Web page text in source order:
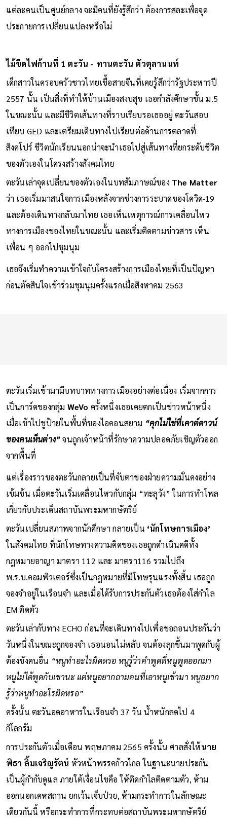
แต่ละคนเป็นศูนย์กลาง จะมีคนที่ยังรู้สึกว่า ต้องการสละเพื่อจุด
ประกายการเปลี่ยนแปลงหรือไม่
ไม้ขีดไฟก้านที่ 1 ตะวัน - ทานตะวัน ตัวตุลานนท์
เด็กสาวในครอบครัวชาวไทยเชื้อสายจีนที่เคยรู้สึกว่ารัฐประหารปี
2557 นั้น เป็นสิ่งที่ทำให้บ้านเมืองสงบสุข เธอกำลังศึกษาชั้น ม.5
ในขณะนั้น และมีชีวิตเส้นทางที่ราบเรียบรอเธออยู่ ตะวันสอบ
เทียบ GED และเตรียมเดินทางไปเรียนต่อด้านการตลาดที่
สิงคโปร์ ชีวิตนักเรียนนอกน่าจะนำเธอไปสู่เส้นทางที่ยกระดับชีวิต
ของตัวเองในโครงสร้างสังคมไทย
ตะวันเล่าจุดเปลี่ยนของตัวเองในบทสัมภาษณ์ของ The Matter
ว่า เธอเริ่มมาสนใจการเมืองหลังจากช่วงการระบาดของโควิด-19
และต้องเดินทางกลับมาไทย เธอเห็นเหตุการณ์การเคลื่อนไหว
ทางการเมืองของไทยในขณะนั้น และเริ่มติดตามข่าวสาร เห็น
เพื่อน ๆ ออกไปชุมนุม
เธอจึงเริ่มทำความเข้าใจกับโครงสร้างการเมืองไทยที่เป็นปัญหา
ก่อนตัดสินใจเข้าร่วมชุมนุมครั้งแรกเมื่อสิงหาคม 2563
ตะวันเริ่มเข้ามามีบทบาททางการเมืองอย่างต่อเนื่อง เริ่มจากการ
เป็นการ์ดของกลุ่ม WeVo ครั้งหนึ่งเธอเคยตกเป็นข่าวหน้าหนึ่ง
เมื่อเข้าไปชูป้ายในพื้นที่ของไอคอนสยาม “คุกไม่ใช่ที่เคาต์ดาวน์
ของคนเห็นต่าง”จนถูกเจ้าหน้าที่รักษาความปลอดภัยเชิญตัวออก
จากพื้นที่
แต่เรื่องราวของตะวันกลายเป็นที่จับตาของฝ่ายความมั่นคงอย่าง
เข้มข้น เมื่อตะวันเริ่มเคลื่อนไหวกับกลุ่ม “ทะลุวัง” ในการทำโพล
เกี่ยวกับประเด็นสถาบันพระมหากษัตริย์
ตะวันเปลี่ยนสภาพจากนักศึกษา กลายเป็น ‘นักโทษการเมือง’
ในสังคมไทย ที่นักโทษทางความคิดของเธอถูกดำเนินคดีทั้ง
กฎหมายอาญา มาตรา 112 และ มาตรา116 รวมไปถึง
พ.ร.บ.คอมพิวเตอร์ซึ่งเป็นกฎหมายที่มีโทษรุนแรงทั้งสิ้น เธอถูก
จองจำอยู่ในเรือนจำ และเมื่อได้รับการประกันตัวเธอต้องใส่กำไล
EM ติดตัว
ตะวันเล่ากับทาง ECHO ก่อนที่จะเดินทางไปเพื่อขอถอนประกันว่า
วันหนึ่งในขณะถูกจองจำ เธอนอนไม่หลับ จนต้องลุกขึ้นมาพูดกับผู้
ต้องขังคนอื่น “หนูทำอะไรผิดหรอ หนูรู้ว่าคำพูดที่หนูพูดออกมา
หนูไม่ได้พูดกับเขานะ แต่หนูอยากถามคนที่เอาหนูเข้ามา หนูอยาก
รู้ว่าหนูทำอะไรผิดหรอ”
ครั้งนั้น ตะวันอดอาหารในเรือนจำ 37 วัน น้ำหนักลดไป 4
กิโลกรัม
การประกันตัวเมื่อเดือน พฤษภาคม 2565 ครั้งนั้น ศาลสั่งให้นาย
พิธา ลิ้มเจริญรัตน์ หัวหน้าพรรคก้าวไกล ในฐานะนายประกัน
เป็นผู้กำกับดูแล ภายใต้เงื่อนไขคือ ให้ติดกำไลติดตามตัว, ห้าม
ออกนอกเคหสถาน ยกเว้นเจ็บป่วย, ห้ามกระทำการในลักษณะ
เดียวกันนี้ หรือกระทำการที่กระทบต่อสถาบันพระมหากษัตริย์